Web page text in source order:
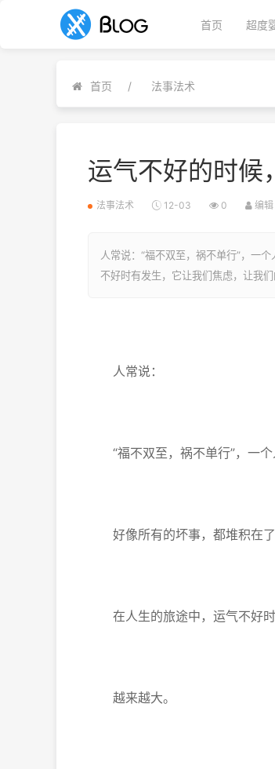
首页 超度
首页 法事法术
运气不好的时候
法事法术 12-03 0 编辑
人常说：“福不双至，祸不单行”，一
不好时有发生，它让我们焦虑，让我
人常说：
“福不双至，祸不单行”，一个
好像所有的坏事，都堆积在了
在人生的旅途中，运气不好时
越来越大。